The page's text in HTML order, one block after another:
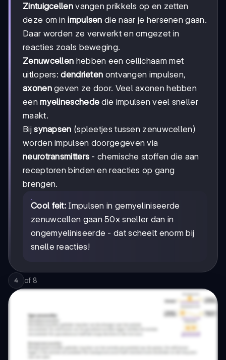
Zintuigcellenvangen prikkels op en zetten
deze om inimpulsen die naar je hersenen gaan.
Daar worden ze verwerkt en omgezet in
reacties zoals beweging.
Zenuwcellen hebben een cellichaam met
uitlopers:dendrieten ontvangen impulsen,
axonengeven ze door. Veel axonen hebben
eenmyelineschede die impulsen veel sneller
maakt.
Bijsynapsen (spleetjes tussen zenuwcellen)
worden impulsen doorgegeven via
neurotransmitters - chemische stoffen die aan
receptoren binden en reacties op gang
brengen.
Cool feit: Impulsen in gemyeliniseerde
zenuwcellen gaan 50x sneller dan in
ongemyeliniseerde - dat scheelt enorm bij
snelle reacties!
4 of 8